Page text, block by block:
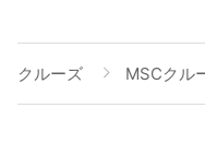
クルーズ MSCクル